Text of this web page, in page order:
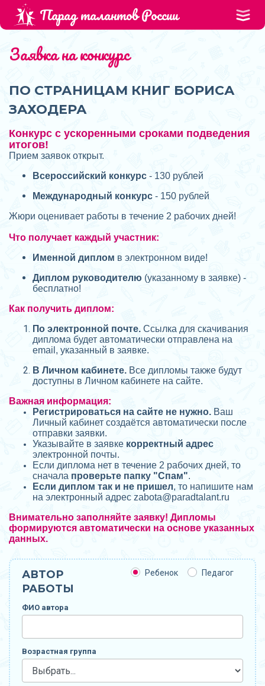
Парад талантов России
Заявка на конкурс
ПО СТРАНИЦАМ КНИГ БОРИСА
ЗАХОДЕРА
Конкурс с ускоренными сроками подведения
итогов!
Прием заявок открыт.
Всероссийский конкурс - 130 рублей
Международный конкурс - 150 рублей
Жюри оценивает работы в течение 2 рабочих дней!
Что получает каждый участник:
Именной диплом в электронном виде!
Диплом руководителю (указанному в заявке) -
бесплатно!
Как получить диплом:
По электронной почте. Ссылка для скачивания
диплома будет автоматически отправлена на
email, указанный в заявке.
В Личном кабинете. Все дипломы также будут
доступны в Личном кабинете на сайте.
Важная информация:
Регистрироваться на сайте не нужно. Ваш
Личный кабинет создаётся автоматически после
отправки заявки.
Указывайте в заявке корректный адрес
электронной почты.
Если диплома нет в течение 2 рабочих дней, то
сначала проверьте папку "Спам".
Если диплом так и не пришел, то напишите нам
на электронный адрес zabota@paradtalant.ru
Внимательно заполняйте заявку! Дипломы
формируются автоматически на основе указанных
данных.
АВТОР
РАБОТЫ
Ребенок Педагог
ФИО автора
Возрастная группа